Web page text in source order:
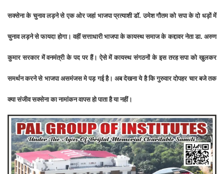
सक्सेना के चुनाव लड़ने से एक ओर जहां भाजपा प्रत्याशी डॉ. उमेश गौतम को सपा के दो धड़ों में
चुनाव लड़ने से फायदा होगा। वहीं सत्ताधारी भाजपा के कायस्थ समाज के कद्दावर नेता डा. अरुण
कुमार सरकार में वनमंत्री के पद पर हैं। ऐसे में कायस्थ संगठनों के इस तरह सपा को खुलकर
समर्थन करने से भाजपा असमंजस मे पड़ गई है। अब देखना ये है कि गुरुवार दोपहर चार बजे तक
क्या संजीव सक्सेना का नामांकन वापस हो पाता है या नहीं।